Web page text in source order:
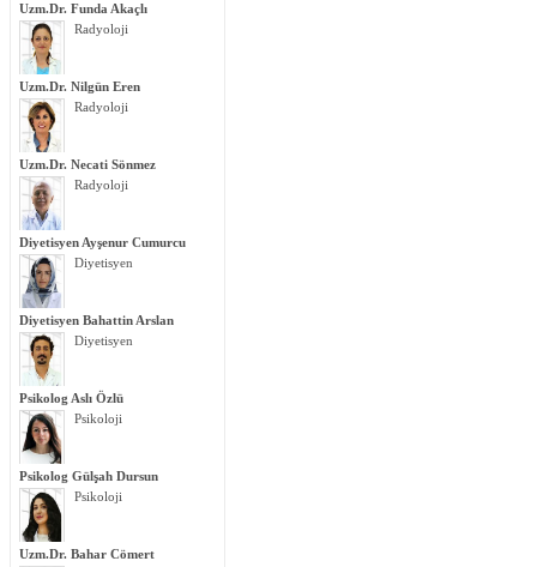
Uzm.Dr. Funda Akaçlı
Radyoloji
Uzm.Dr. Nilgün Eren
Radyoloji
Uzm.Dr. Necati Sönmez
Radyoloji
Diyetisyen Ayşenur Cumurcu
Diyetisyen
Diyetisyen Bahattin Arslan
Diyetisyen
Psikolog Aslı Özlü
Psikoloji
Psikolog Gülşah Dursun
Psikoloji
Uzm.Dr. Bahar Cömert